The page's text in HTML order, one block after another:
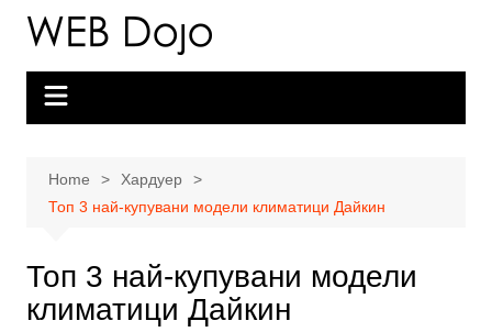
Skip
content
Home
Хардуер
Топ 3 най-купувани модели климатици Дайкин
Топ 3 най-купувани модели
климатици Дайкин